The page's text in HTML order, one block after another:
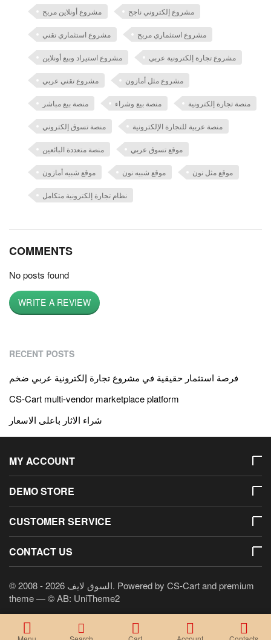
مشروع أونلاين مربح مشروع إلكتروني ناجح
مشروع استثماري تقني مشروع استثماري مربح
مشروع استيراد وبيع أونلاين مشروع تجارة إلكترونية عربي
مشروع تقني عربي مشروع مثل أمازون
منصة بيع مباشر منصة بيع وشراء منصة تجارة إلكترونية
منصة تسوق إلكتروني منصة عربية للتجارة الإلكترونية
منصة متعددة البائعين موقع تسوق عربي
موقع شبيه أمازون موقع شبيه نون موقع مثل نون
نظام تجارة إلكترونية متكامل
COMMENTS
No posts found
WRITE A REVIEW
RECENT POSTS
فرصة استثمار حقيقية في مشروع تجارة إلكترونية عربي ضخم
CS-Cart multi-vendor marketplace platform
شراء الاثار باعلى الاسعار
MY ACCOUNT
DEMO STORE
CUSTOMER SERVICE
CONTACT US
© 2008 - 2026 السوق لايف. Powered by CS-Cartand premium
theme —© AB: UniTheme2